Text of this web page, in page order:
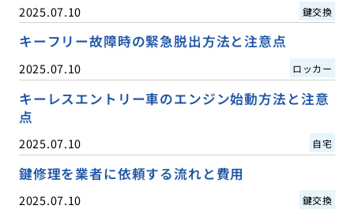
2025.07.10 鍵交換
キーフリー故障時の緊急脱出方法と注意点
2025.07.10 ロッカー
キーレスエントリー車のエンジン始動方法と注意
点
2025.07.10 自宅
鍵修理を業者に依頼する流れと費用
2025.07.10 鍵交換